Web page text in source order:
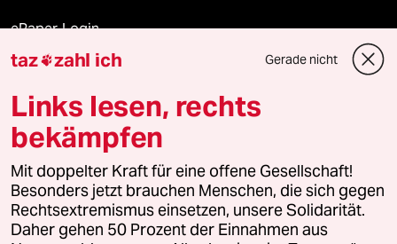
ePaper Login
Downloads für Abonnierende
© 2026 taz Verlags und Vertriebs GmbH
Alle Rechte vorbehalten. Bei rechtlichen Fragen oder für Genehmigungen
wenden Sie sich bitte an
lizenzen@taz.de
Feedback Redaktionsstatut Kommune-Richtlinien
taz zahl ich Gerade nicht
Links lesen, rechts
bekämpfen
Mit doppelter Kraft für eine offene Gesellschaft!
Besonders jetzt brauchen Menschen, die sich gegen
Rechtsextremismus einsetzen, unsere Solidarität.
Daher gehen 50 Prozent der Einnahmen aus